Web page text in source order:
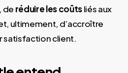
de réduire les coûtsliés aux
ultimement, d’accroître
satisfaction client.